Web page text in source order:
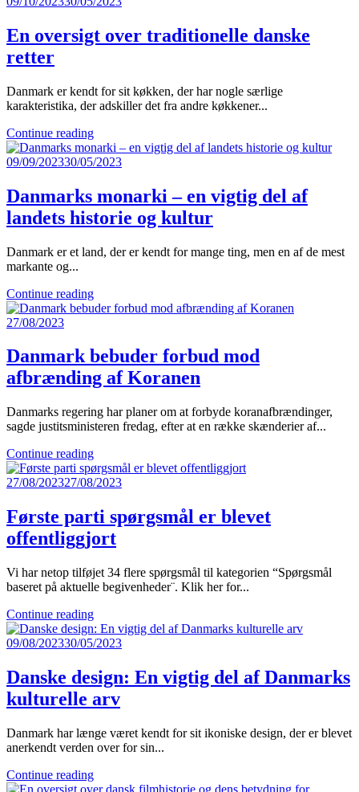
En oversigt over traditionelle danske
retter
Danmark er kendt for sit køkken, der har nogle særlige
karakteristika, der adskiller det fra andre køkkener...
Continue reading
09/09/202330/05/2023
Danmarks monarki – en vigtig del af
landets historie og kultur
Danmark er et land, der er kendt for mange ting, men en af de mest
markante og...
Continue reading
27/08/2023
Danmark bebuder forbud mod
afbrænding af Koranen
Danmarks regering har planer om at forbyde koranafbrændinger,
sagde justitsministeren fredag, efter at en række skænderier af...
Continue reading
27/08/202327/08/2023
Første parti spørgsmål er blevet
offentliggjort
Vi har netop tilføjet 34 flere spørgsmål til kategorien “Spørgsmål
baseret på aktuelle begivenheder¨. Klik her for...
Continue reading
09/08/202330/05/2023
Danske design: En vigtig del af Danmarks
kulturelle arv
Danmark har længe været kendt for sit ikoniske design, der er blevet
anerkendt verden over for sin...
Continue reading